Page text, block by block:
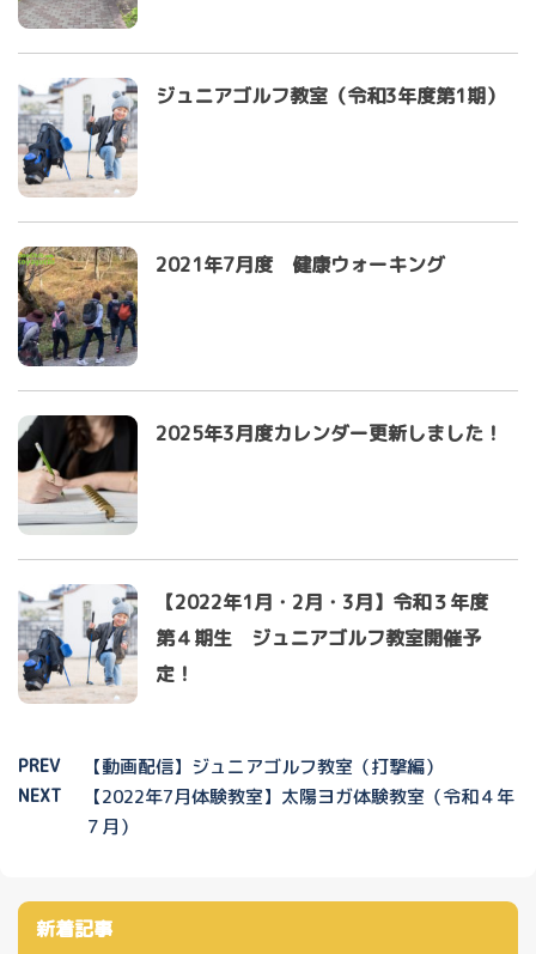
ジュニアゴルフ教室（令和3年度第1期）
2021年7月度 健康ウォーキング
2025年3月度カレンダー更新しました！
【2022年1月・2月・3月】令和３年度
第４期生 ジュニアゴルフ教室開催予
定！
PREV 【動画配信】ジュニアゴルフ教室（打撃編）
NEXT
【2022年7月体験教室】太陽ヨガ体験教室（令和４年
７月）
新着記事